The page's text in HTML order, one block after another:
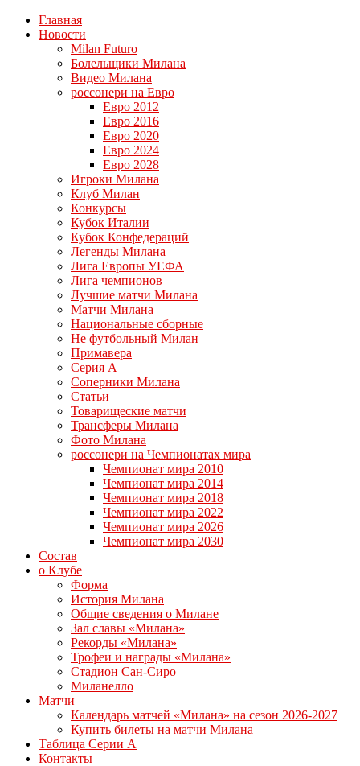
Главная
Новости
Milan Futuro
Болельщики Милана
Видео Милана
россонери на Евро
Евро 2012
Евро 2016
Евро 2020
Евро 2024
Евро 2028
Игроки Милана
Клуб Милан
Конкурсы
Кубок Италии
Кубок Конфедераций
Легенды Милана
Лига Европы УЕФА
Лига чемпионов
Лучшие матчи Милана
Матчи Милана
Национальные сборные
Не футбольный Милан
Примавера
Серия А
Соперники Милана
Статьи
Товарищеские матчи
Трансферы Милана
Фото Милана
россонери на Чемпионатах мира
Чемпионат мира 2010
Чемпионат мира 2014
Чемпионат мира 2018
Чемпионат мира 2022
Чемпионат мира 2026
Чемпионат мира 2030
Состав
о Клубе
Форма
История Милана
Общие сведения о Милане
Зал славы «Милана»
Рекорды «Милана»
Трофеи и награды «Милана»
Стадион Сан-Сиро
Миланелло
Матчи
Календарь матчей «Милана» на сезон 2026-2027
Купить билеты на матчи Милана
Таблица Серии А
Контакты